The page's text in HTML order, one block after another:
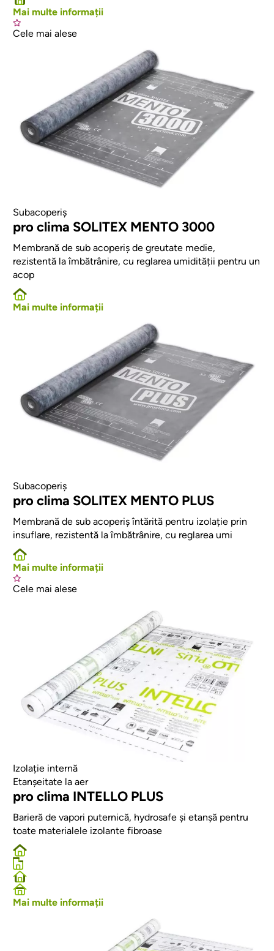
Mai multe informații
Cele mai alese
Subacoperiș
pro clima SOLITEX MENTO 3000
Membrană de sub acoperiș de greutate medie,
rezistentă la îmbătrânire, cu reglarea umidității pentru un
acop
Mai multe informații
Subacoperiș
pro clima SOLITEX MENTO PLUS
Membrană de sub acoperiș întărită pentru izolație prin
insuflare, rezistentă la îmbătrânire, cu reglarea umi
Mai multe informații
Cele mai alese
Izolație internă
Etanșeitate la aer
pro clima INTELLO PLUS
Barieră de vapori puternică, hydrosafe și etanșă pentru
toate materialele izolante fibroase
Mai multe informații